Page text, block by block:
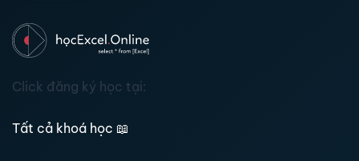
Click đăng ký học tại:
Tất cả khoá học 📖